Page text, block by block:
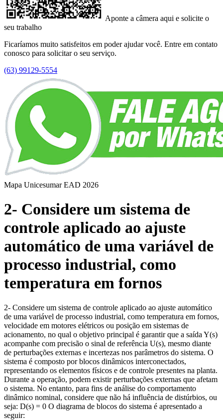
Aponte a câmera aqui e solicite o
seu trabalho
Ficaríamos muito satisfeitos em poder ajudar você. Entre em contato
conosco para solicitar o seu serviço.
(63) 99129-5554
Mapa Unicesumar EAD 2026
2- Considere um sistema de
controle aplicado ao ajuste
automático de uma variável de
processo industrial, como
temperatura em fornos
2- Considere um sistema de controle aplicado ao ajuste automático
de uma variável de processo industrial, como temperatura em fornos,
velocidade em motores elétricos ou posição em sistemas de
acionamento, no qual o objetivo principal é garantir que a saída Y(s)
acompanhe com precisão o sinal de referência U(s), mesmo diante
de perturbações externas e incertezas nos parâmetros do sistema. O
sistema é composto por blocos dinâmicos interconectados,
representando os elementos físicos e de controle presentes na planta.
Durante a operação, podem existir perturbações externas que afetam
o sistema. No entanto, para fins de análise do comportamento
dinâmico nominal, considere que não há influência de distúrbios, ou
seja: D(s) = 0 O diagrama de blocos do sistema é apresentado a
seguir: